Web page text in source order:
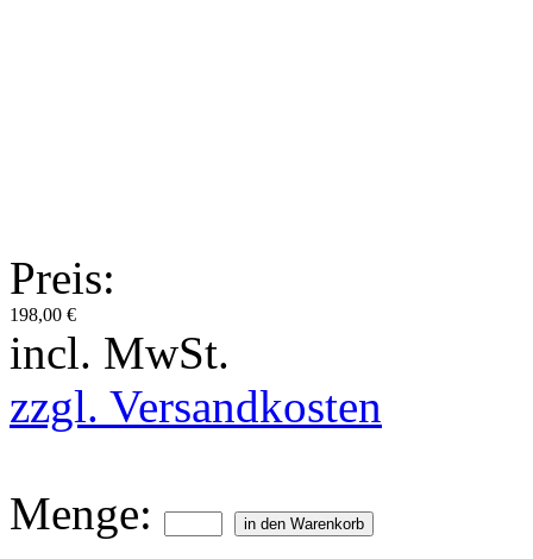
Preis:
198,00 €
incl. MwSt.
zzgl. Versandkosten
Menge: